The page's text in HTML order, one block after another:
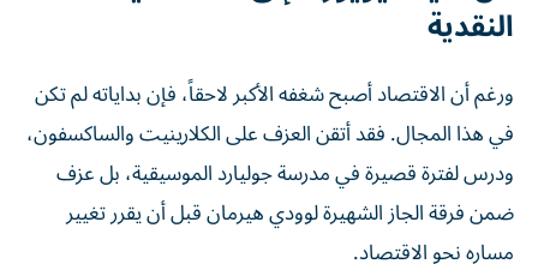
النقدية
ورغم أن الاقتصاد أصبح شغفه الأكبر لاحقاً، فإن بداياته لم تكن
في هذا المجال. فقد أتقن العزف على الكلارينيت والساكسفون،
ودرس لفترة قصيرة في مدرسة جوليارد الموسيقية، بل عزف
ضمن فرقة الجاز الشهيرة لوودي هيرمان قبل أن يقرر تغيير
مساره نحو الاقتصاد.